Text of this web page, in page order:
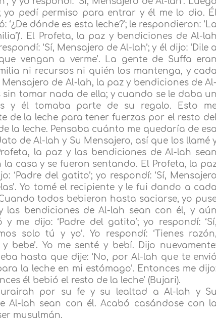
yo pedí permiso para entrar y él me lo dio.
dónde es esta leche?’; le respondieron: ‘La
El Profeta, la paz y bendiciones de Al-lah
‘Sí, Mensajero de Al-lah’; y él dijo: ‘Dile a
vengan a verme’. La gente de Suffa eran
ni recursos ni quién los mantenga, y cada
de Al-lah, la paz y bendiciones de Al-
tomar nada de ella; y cuando se le daba un
y él tomaba parte de su regalo. Esto
de la leche para tener fuerzas por el resto
la leche. Pensaba cuánto me quedaría de esa
de Al-lah y Su Mensajero, así que los llamé
la paz y las bendiciones de Al-lah sean
casa y se fueron sentando. El Profeta, la
‘Padre del gatito’; yo respondí: ‘Sí, Mensajero
Yo tomé el recipiente y le fui dando a cada
todos bebieron hasta saciarse, yo
las bendiciones de Al-lah sean con él, y aún
me dijo: ‘Padre del gatito’; yo respondí: ‘Sí,
solo tú y yo’. Yo respondí: ‘Tienes razón,
bebe’. Yo me senté y bebí. Dijo
hasta que dije: ‘No, por Al-lah que te envió
la leche en mi estómago’. Entonces me
él bebió el resto de la leche’ (Bujari).
por su fe y su lealtad a Al-lah y Su
Al-lah sean con él. Acabó casándose con la
musulmán.